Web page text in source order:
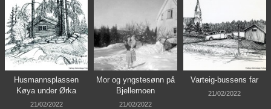
Husmannsplassen
Køya under Ørka
21/02/2022
Mor og yngstesønn på
Bjellemoen
21/02/2022
Varteig-bussens far
21/02/2022